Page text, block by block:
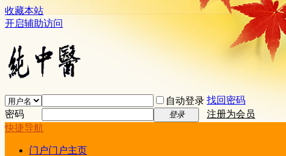
收藏本站
开启辅助访问
自动登录 找回密码
密码
登录
注册为会员
快捷导航
门户门户主页